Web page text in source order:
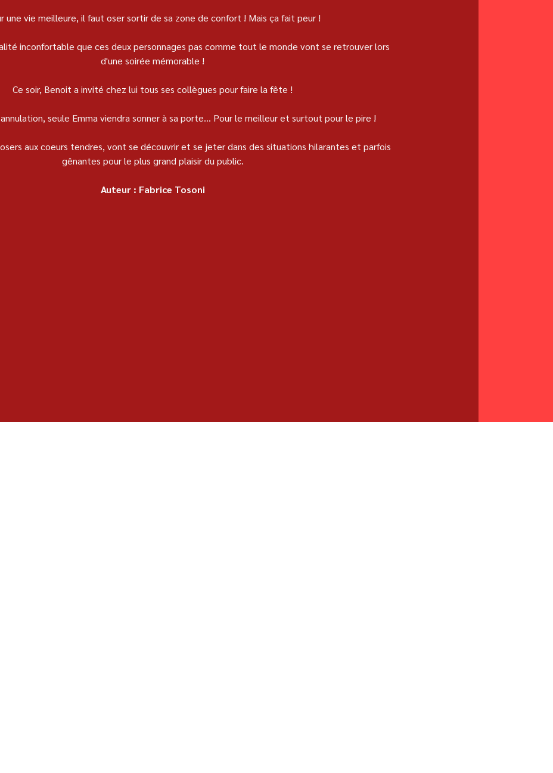
une vie meilleure, il faut oser sortir de sa zone de confort ! Mais ça fait peur !
inconfortable que ces deux personnages pas comme tout le monde vont se retrouver lors
d'une soirée mémorable !
Ce soir, Benoit a invité chez lui tous ses collègues pour faire la fête !
seule Emma viendra sonner à sa porte... Pour le meilleur et surtout pour le pire !
aux coeurs tendres, vont se découvrir et se jeter dans des situations hilarantes et parfois
gênantes pour le plus grand plaisir du public.
Auteur : Fabrice Tosoni